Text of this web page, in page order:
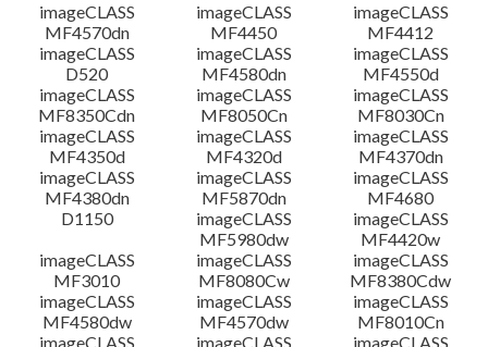
語言
系統要求
警告
檔案資料
imageCLASS
MF4570dn
imageCLASS
MF4450
imageCLASS
MF4412
imageCLASS
D520
imageCLASS
MF4580dn
imageCLASS
MF4550d
imageCLASS
MF8350Cdn
imageCLASS
MF8050Cn
imageCLASS
MF8030Cn
imageCLASS
MF4350d
imageCLASS
MF4320d
imageCLASS
MF4370dn
imageCLASS
MF4380dn
imageCLASS
MF5870dn
imageCLASS
MF4680
D1150
imageCLASS
MF5980dw
imageCLASS
MF4420w
imageCLASS
MF3010
imageCLASS
MF8080Cw
imageCLASS
MF8380Cdw
imageCLASS
MF4580dw
imageCLASS
MF4570dw
imageCLASS
MF8010Cn
imageCLASS
imageCLASS
imageCLASS